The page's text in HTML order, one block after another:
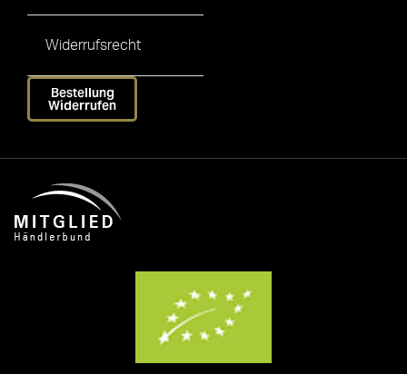
Widerrufsrecht
Bestellung
Widerrufen